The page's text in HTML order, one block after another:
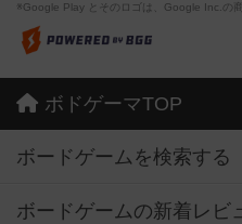
※Google Play とそのロゴは、Google Inc.の
ボドゲーマTOP
ボードゲームを検索する
ボードゲームの新着レビ